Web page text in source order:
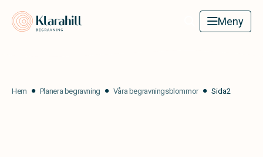
Meny
Hem Planera begravning Våra begravningsblommor Sida2